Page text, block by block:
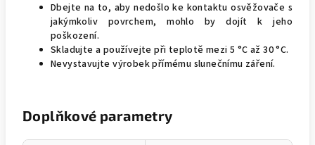
Dbejte na to, aby nedošlo ke kontaktu osvěžovače s
jakýmkoliv povrchem, mohlo by dojít k jeho
poškození.
Skladujte a používejte při teplotě mezi 5 °C až 30 °C.
Nevystavujte výrobek přímému slunečnímu záření.
Doplňkové parametry